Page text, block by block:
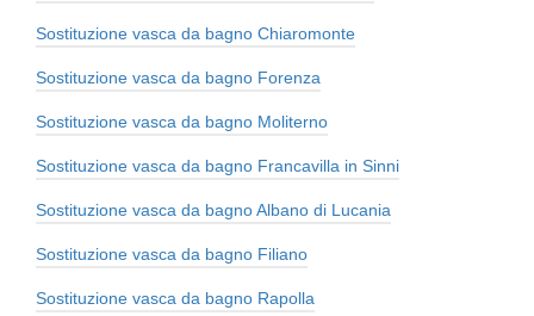
Sostituzione vasca da bagno Chiaromonte
Sostituzione vasca da bagno Forenza
Sostituzione vasca da bagno Moliterno
Sostituzione vasca da bagno Francavilla in Sinni
Sostituzione vasca da bagno Albano di Lucania
Sostituzione vasca da bagno Filiano
Sostituzione vasca da bagno Rapolla